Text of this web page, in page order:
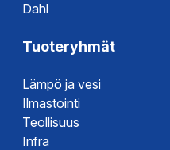
Dahl
Tuoteryhmät
Lämpö ja vesi
Ilmastointi
Teollisuus
Infra